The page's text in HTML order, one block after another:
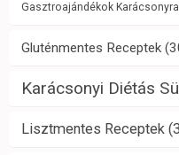
Gasztroajándékok Karácsonyra
Gluténmentes Receptek
Karácsonyi Diétás
Lisztmentes Receptek